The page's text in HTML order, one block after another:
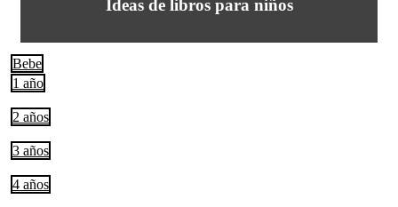
Ideas de libros para niños
Bebe
1 año
2 años
3 años
4 años